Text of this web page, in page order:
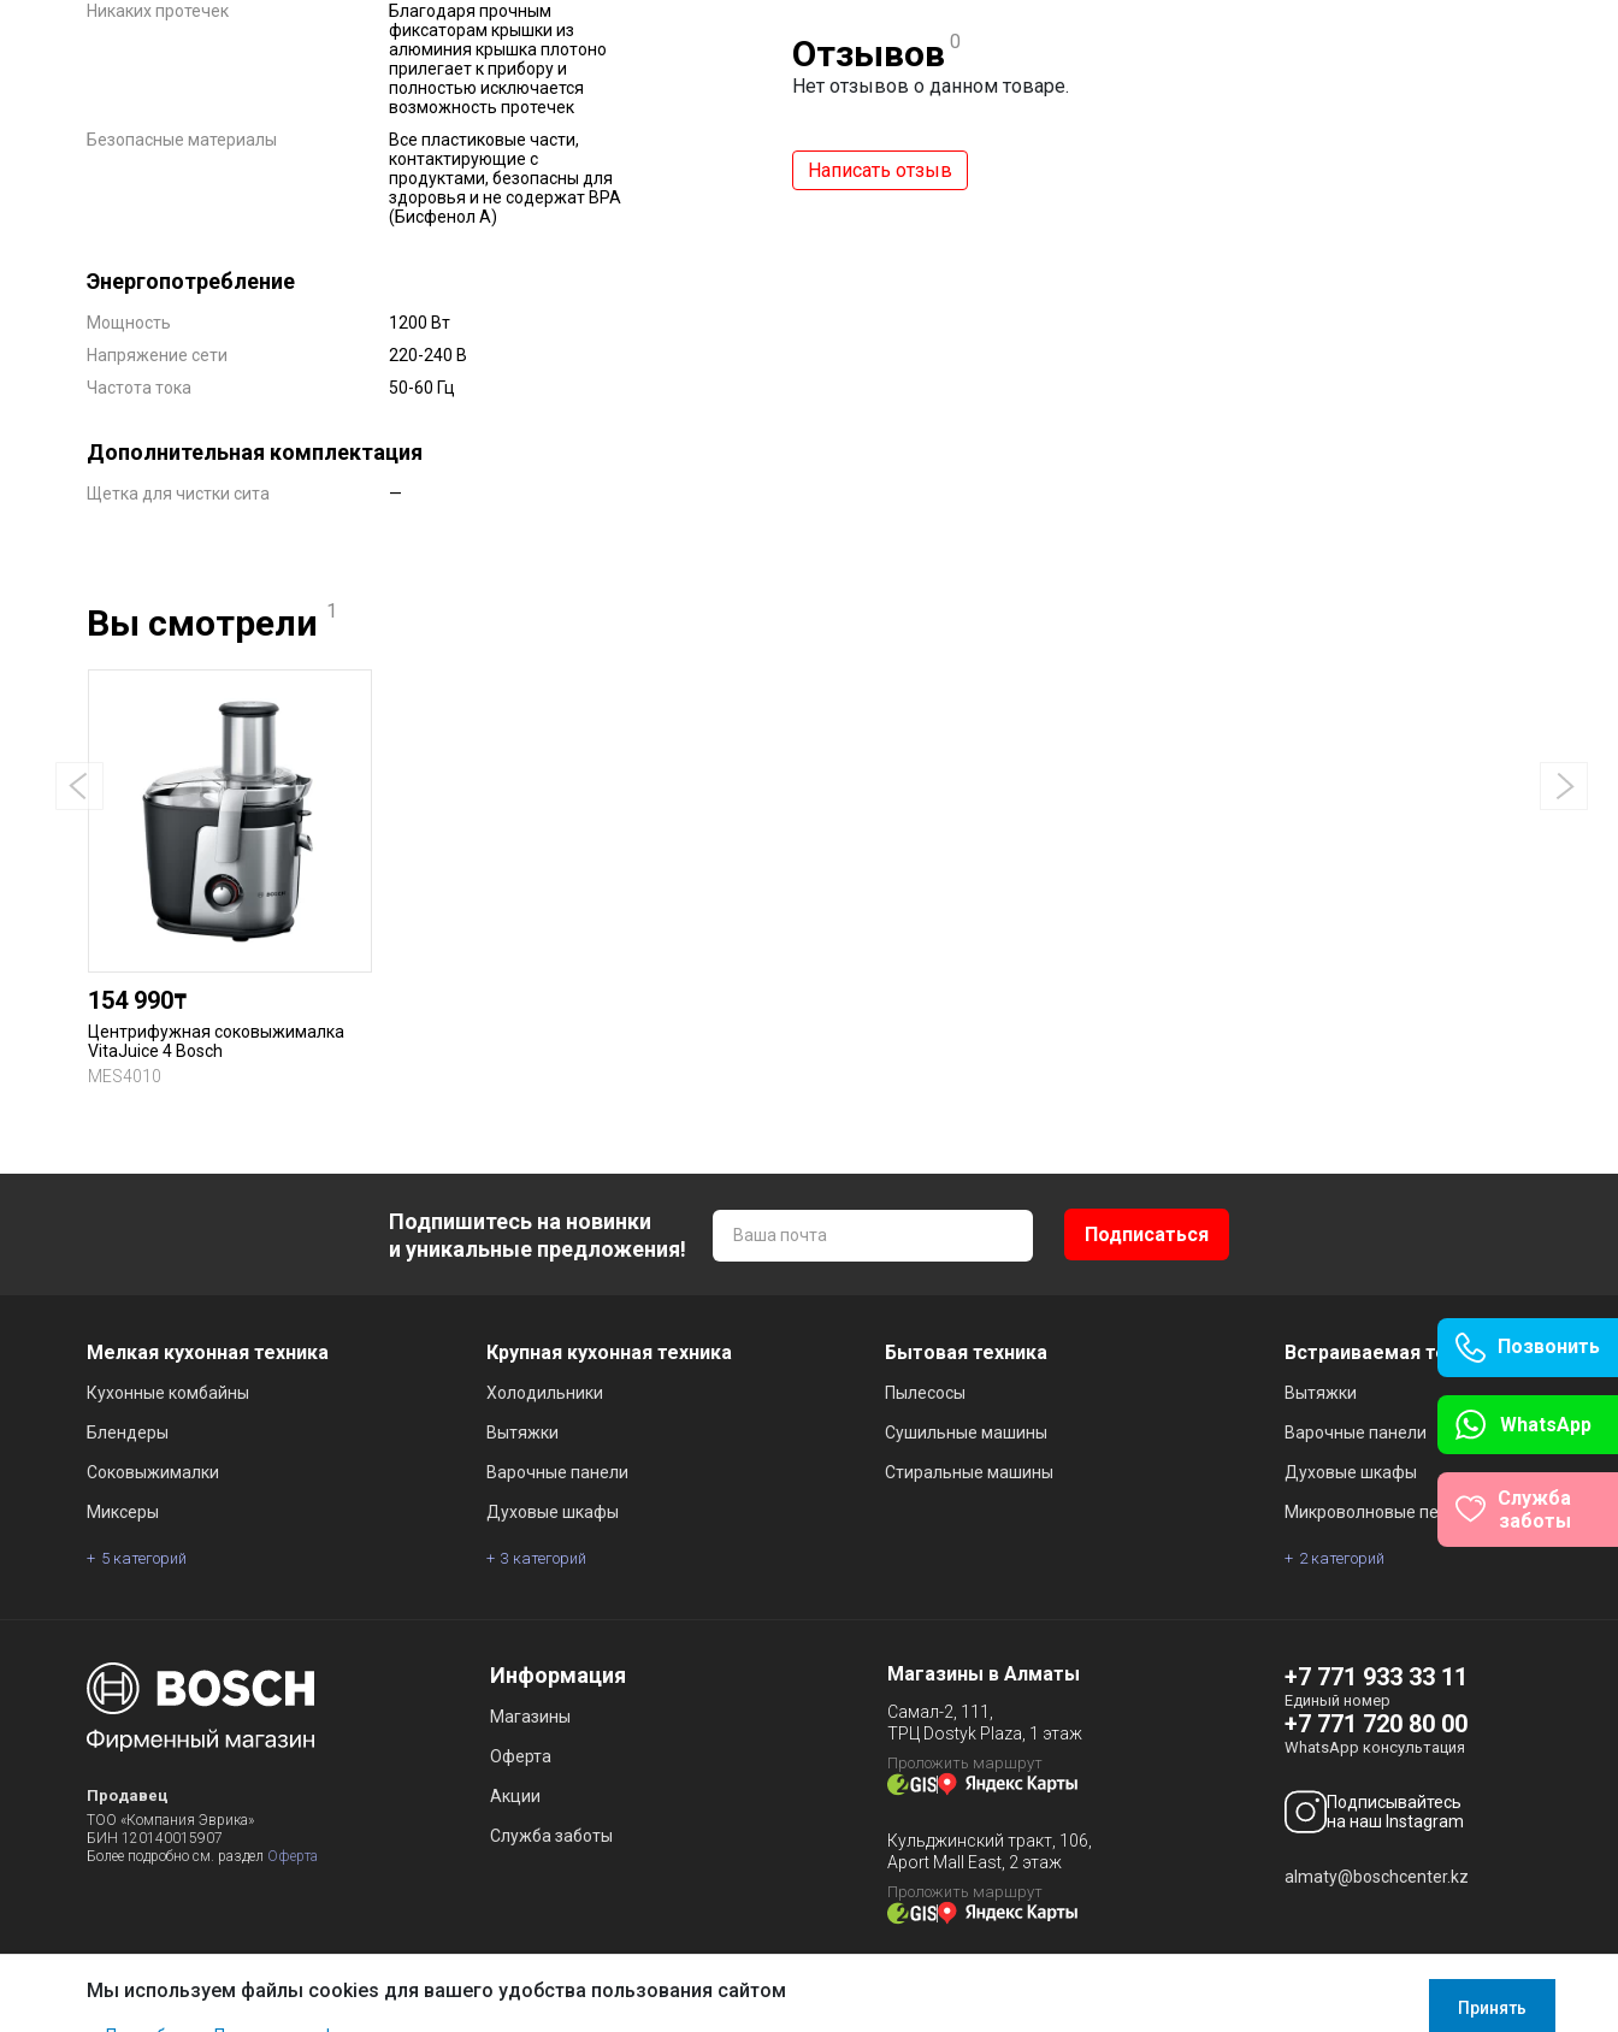
Никаких протечек
Благодаря прочным
фиксаторам крышки из
алюминия крышка плотоно
прилегает к прибору и
полностью исключается
возможность протечек
Безопасные материалы
Все пластиковые части,
контактирующие с
продуктами, безопасны для
здоровья и не содержат BPA
(Бисфенол А)
Энергопотребление
Мощность
1200 Вт
Напряжение сети
220-240 В
Частота тока
50-60 Гц
Дополнительная комплектация
Щетка для чистки сита —
Отзывов 0
Нет отзывов о данном товаре.
Написать отзыв
Вы смотрели 1
154 990₸
Центрифужная соковыжималка
VitaJuice 4 Bosch
MES4010
Подпишитесь на новинки
и уникальные предложения!
Мелкая кухонная техника
Кухонные комбайны
Блендеры
Соковыжималки
Миксеры
5 категорий
Крупная кухонная техника
Холодильники
Вытяжки
Варочные панели
Духовые шкафы
3 категорий
Бытовая техника
Пылесосы
Сушильные машины
Стиральные машины
Встраиваемая техника
Вытяжки
Варочные панели
Духовые шкафы
Микроволновые печи
2 категорий
Продавец
ТОО «Компания Эврика»
БИН 120140015907
Более подробно см. раздел Оферта
Информация
Магазины
Оферта
Акции
Служба заботы
Магазины в Алматы
Самал-2, 111,
ТРЦ Dostyk Plaza, 1 этаж
Проложить маршрут
Кульджинский тракт, 106,
Aport Mall East, 2 этаж
Проложить маршрут
+7 771 933 33 11
Единый номер
+7 771 720 80 00
WhatsApp консультация
Подписывайтесь
на наш Instagram
almaty@boschcenter.kz
Мы используем файлы cookies для вашего удобства пользования сайтом
Наш сайт использует файлы cookies, чтобы Вы могли заказать товар в интернет-магазине и позволяет нам собирать анонимные статистические данные, чтобы
Принять
Позвонить
WhatsApp
Служба
заботы